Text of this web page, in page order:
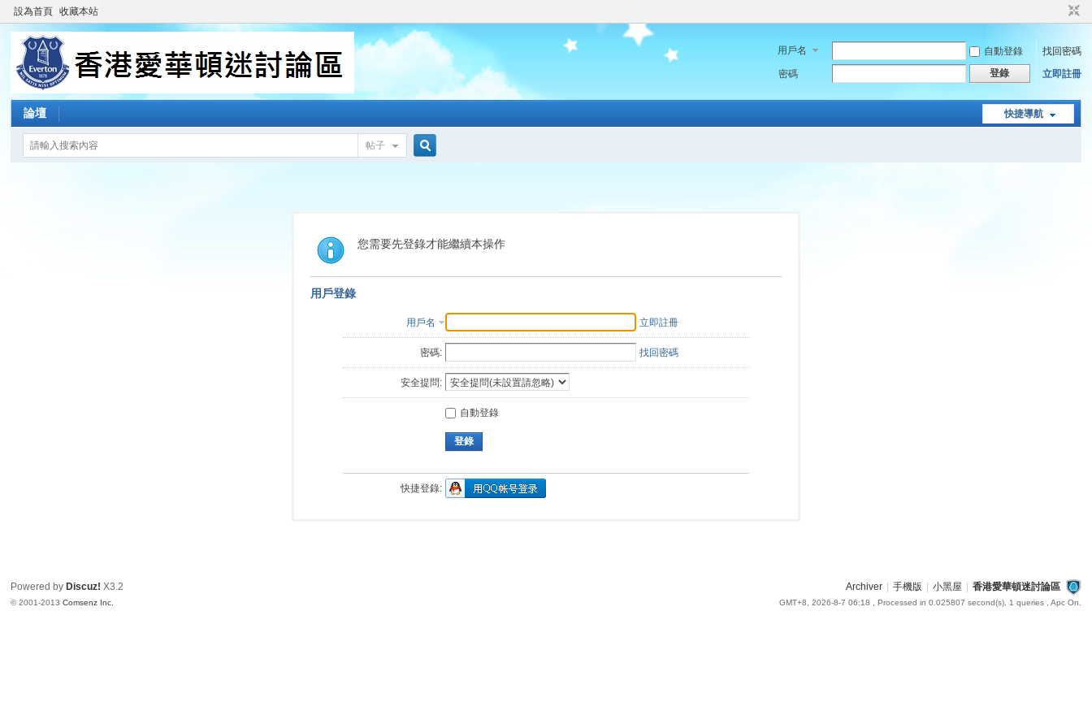
設為首頁 收藏本站
用戶名 自動登錄
找回密碼
密碼
登錄 立即註冊
快捷導航
論壇
帖子
索
您需要先登錄才能繼續本操作
用戶登錄
用戶名 立即註冊
密碼: 找回密碼
安全提問:
自動登錄
登錄
快捷登錄:
Archiver 手機版 小黑屋 香港愛華頓迷討論區
GMT+8, 2026-8-7 06:18 , Processed in 0.025807 second(s), 1 queries , Apc On.
Powered by Discuz! X3.2
© 2001-2013Comsenz Inc.